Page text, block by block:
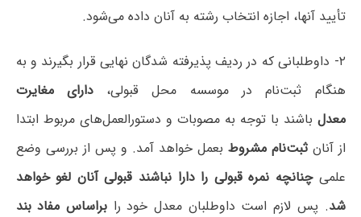
تأیید آنها، اجازه انتخاب رشته به آنان داده می‌شود.
۲- داوطلبانی که در ردیف پذیرفته شدگان نهایی قرار بگیرند و به
هنگام ثبت‌نام در موسسه محل قبولی،دارای مغایرت
معدل باشند با توجه به مصوبات و دستورالعمل‌های مربوط ابتدا
از آنانثبت‌نام مشروط بعمل خواهد آمد. و پس از بررسی وضع
علمی چنانچه نمره قبولی را دارا نباشند قبولی آنان لغو خواهد
شد. پس لازم است داوطلبان معدل خود رابراساس مفاد بند